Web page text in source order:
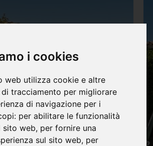
i cookies
web utilizza cookie e altre
tracciamento per migliorare
di navigazione per i
per abilitare le funzionalità
sito web, per fornire una
sul sito web, per